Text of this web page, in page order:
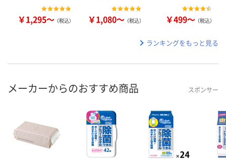
￥1,295～ （税込） ￥1,080～ （税込） ￥499～ （税込）
ランキングをもっと見る
メーカーからのおすすめ商品 スポンサー